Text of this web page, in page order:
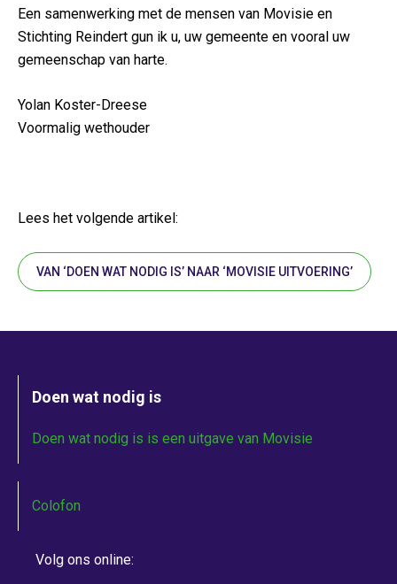
Een samenwerking met de mensen van Movisie en
Stichting Reindert gun ik u, uw gemeente en vooral uw
gemeenschap van harte.
Yolan Koster-Dreese
Voormalig wethouder
Lees het volgende artikel:
VAN ‘DOEN WAT NODIG IS’ NAAR ‘MOVISIE UITVOERING’
Doen wat nodig is
Doen wat nodig is is een uitgave van Movisie
Colofon
Volg ons online: